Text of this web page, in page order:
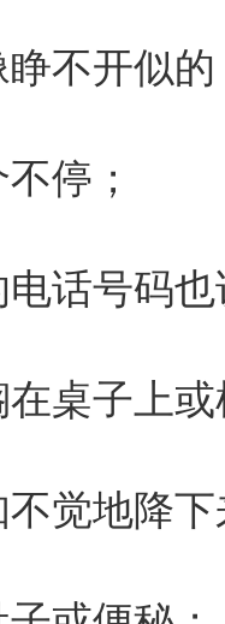
不开似的
停；
话号码也
桌子上或
觉地降下